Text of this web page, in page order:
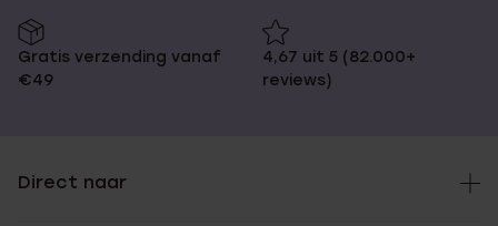
Gratis verzending vanaf
€49
4,67 uit 5 (82.000+
reviews)
Direct naar